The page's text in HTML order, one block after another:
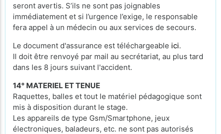
seront avertis. S’ils ne sont pas joignables
immédiatement et si l’urgence l’exige, le responsable
fera appel à un médecin ou aux services de secours.
Le document d'assurance est téléchargeable ici.
Il doit être renvoyé par mail au secrétariat, au plus tard
dans les 8 jours suivant l'accident.
14° MATERIEL ET TENUE
Raquettes, balles et tout le matériel pédagogique sont
mis à disposition durant le stage.
Les appareils de type Gsm/Smartphone, jeux
électroniques, baladeurs, etc. ne sont pas autorisés